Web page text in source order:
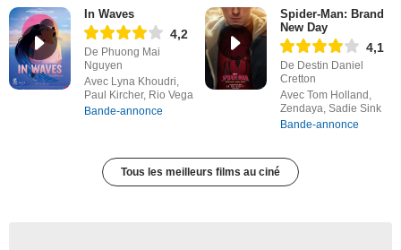
In Waves
4,2
De Phuong Mai
Nguyen
Avec Lyna Khoudri,
Paul Kircher, Rio Vega
Bande-annonce
Spider-Man: Brand
New Day
4,1
De Destin Daniel
Cretton
Avec Tom Holland,
Zendaya, Sadie Sink
Bande-annonce
Tous les meilleurs films au ciné